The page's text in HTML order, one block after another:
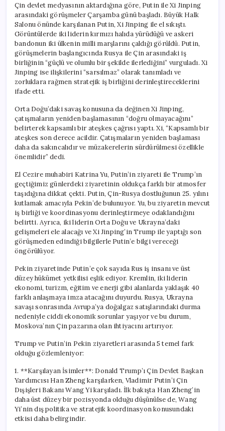
Çin devlet medyasının aktardığına göre, Putin ile Xi Jinping
arasındaki görüşmeler Çarşamba günü başladı. Büyük Halk
Salonu önünde karşılanan Putin, Xi Jinping ile el sıkıştı.
Görüntülerde iki liderin kırmızı halıda yürüdüğü ve askeri
bandonun iki ülkenin milli marşlarını çaldığı görüldü. Putin,
görüşmelerin başlangıcında Rusya ile Çin arasındaki iş
birliğinin “güçlü ve olumlu bir şekilde ilerlediğini” vurguladı. Xi
Jinping ise ilişkilerini “sarsılmaz” olarak tanımladı ve
zorluklara rağmen stratejik iş birliğini derinleştireceklerini
ifade etti.
Orta Doğu’daki savaş konusuna da değinen Xi Jinping,
çatışmaların yeniden başlamasının “doğru olmayacağını”
belirterek kapsamlı bir ateşkes çağrısı yaptı. Xi, “Kapsamlı bir
ateşkes son derece acildir. Çatışmaların yeniden başlaması
daha da sakıncalıdır ve müzakerelerin sürdürülmesi özellikle
önemlidir” dedi.
El Cezire muhabiri Katrina Yu, Putin’in ziyareti ile Trump’ın
geçtiğimiz günlerdeki ziyaretinin oldukça farklı bir atmosfer
taşıdığına dikkat çekti. Putin, Çin-Rusya dostluğunun 25. yılını
kutlamak amacıyla Pekin’de bulunuyor. Yu, bu ziyaretin mevcut
iş birliği ve koordinasyonu derinleştirmeye odaklandığını
belirtti. Ayrıca, iki liderin Orta Doğu ve Ukrayna’daki
gelişmeleri ele alacağı ve Xi Jinping’in Trump ile yaptığı son
görüşmeden edindiği bilgilerle Putin’e bilgi vereceği
öngörülüyor.
Pekin ziyaretinde Putin’e çok sayıda Rus iş insanı ve üst
düzey hükümet yetkilisi eşlik ediyor. Kremlin, iki liderin
ekonomi, turizm, eğitim ve enerji gibi alanlarda yaklaşık 40
farklı anlaşmaya imza atacağını duyurdu. Rusya, Ukrayna
savaşı sonrasında Avrupa’ya doğalgaz satışlarındaki durma
nedeniyle ciddi ekonomik sorunlar yaşıyor ve bu durum,
Moskova’nın Çin pazarına olan ihtiyacını artırıyor.
Trump ve Putin’in Pekin ziyaretleri arasında 5 temel fark
olduğu gözlemleniyor:
1. **Karşılayan İsimler**: Donald Trump’ı Çin Devlet Başkan
Yardımcısı Han Zheng karşılarken, Vladimir Putin’i Çin
Dışişleri Bakanı Wang Yi karşıladı. İlk bakışta Han Zheng’in
daha üst düzey bir pozisyonda olduğu düşünülse de, Wang
Yi’nin dış politika ve stratejik koordinasyon konusundaki
etkisi daha belirgindir.